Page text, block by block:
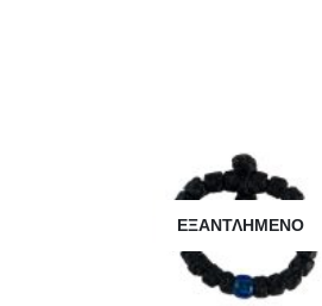
ΕΞΑΝΤΛΗΜΈΝΟ